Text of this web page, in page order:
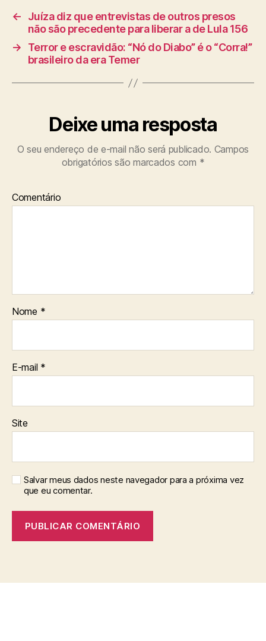
←
Juíza diz que entrevistas de outros presos
não são precedente para liberar a de Lula 156
→
Terror e escravidão: “Nó do Diabo” é o “Corra!”
brasileiro da era Temer
Deixe uma resposta
O seu endereço de e-mail não será publicado. Campos
obrigatórios são marcados com *
Comentário
Nome *
E-mail *
Site
Salvar meus dados neste navegador para a próxima vez
que eu comentar.